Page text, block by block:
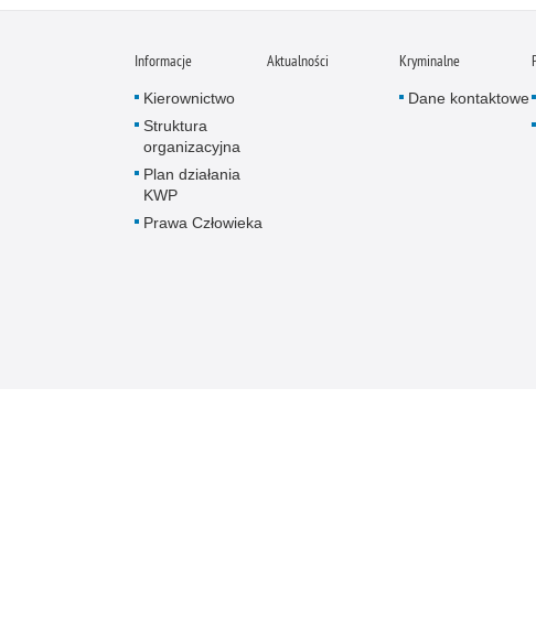
Informacje
Kierownictwo
Struktura
organizacyjna
Plan działania
KWP
Prawa Człowieka
Aktualności Kryminalne
Dane kontaktowe